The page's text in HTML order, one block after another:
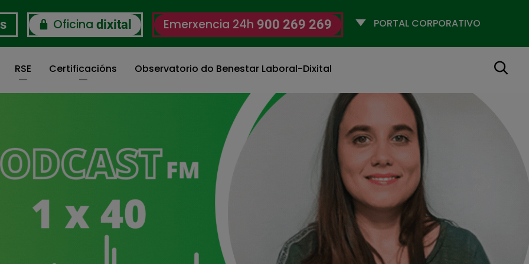
Oficina dixital Emerxencia 24h 900 269 269
Selecciona
RSE Certificacións Observatorio do Benestar Laboral-Dixital Buscar